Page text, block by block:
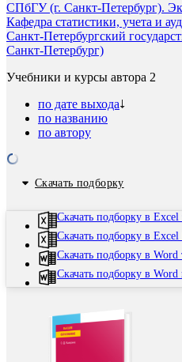
СПбГУ (г. Санкт-Петербург).
Кафедра статистики, учета и
Санкт-Петербургский
Санкт-Петербург)
Учебники и курсы автора 2
по дате выхода
по названию
по автору
Скачать подборку
Скачать подборку в
Скачать подборку в
Скачать подборку в Word
Скачать подборку в Word